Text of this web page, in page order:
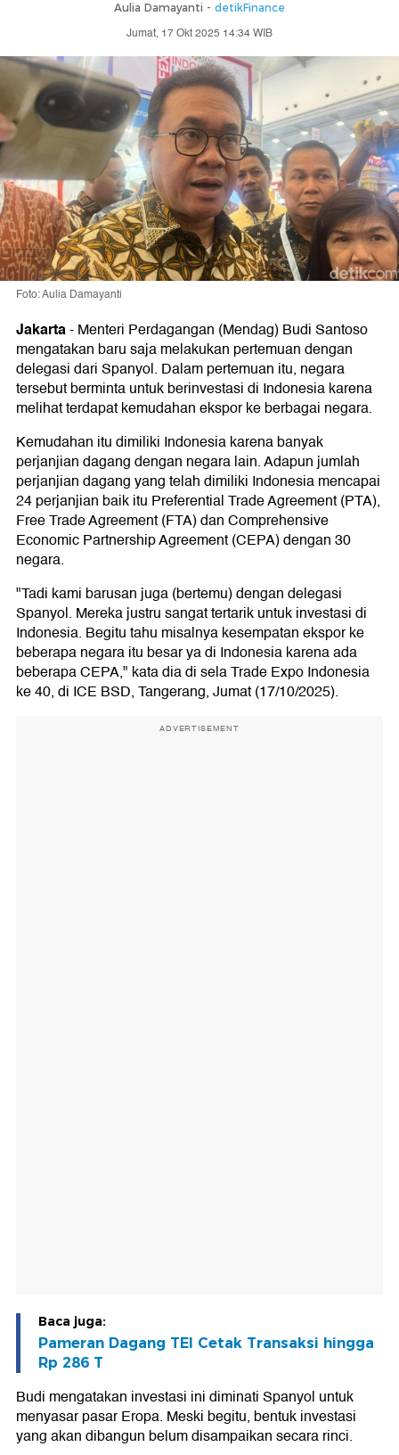
Aulia Damayanti - detikFinance
Jumat, 17 Okt 2025 14:34 WIB
Foto: Aulia Damayanti
Jakarta-Menteri Perdagangan (Mendag) Budi Santoso
mengatakan baru saja melakukan pertemuan dengan
delegasi dari Spanyol. Dalam pertemuan itu, negara
tersebut berminta untuk berinvestasi di Indonesia karena
melihat terdapat kemudahan ekspor ke berbagai negara.
Kemudahan itu dimiliki Indonesia karena banyak
perjanjian dagang dengan negara lain. Adapun jumlah
perjanjian dagang yang telah dimiliki Indonesia mencapai
24 perjanjian baik itu Preferential Trade Agreement (PTA),
Free Trade Agreement (FTA) dan Comprehensive
Economic Partnership Agreement (CEPA) dengan 30
negara.
"Tadi kami barusan juga (bertemu) dengan delegasi
Spanyol. Mereka justru sangat tertarik untuk investasi di
Indonesia. Begitu tahu misalnya kesempatan ekspor ke
beberapa negara itu besar ya di Indonesia karena ada
beberapa CEPA," kata dia di sela Trade Expo Indonesia
ke 40, di ICE BSD, Tangerang, Jumat (17/10/2025).
ADVERTISEMENT
Baca juga:
Pameran Dagang TEI Cetak Transaksi hingga
Rp 286 T
Budi mengatakan investasi ini diminati Spanyol untuk
menyasar pasar Eropa. Meski begitu, bentuk investasi
yang akan dibangun belum disampaikan secara rinci.